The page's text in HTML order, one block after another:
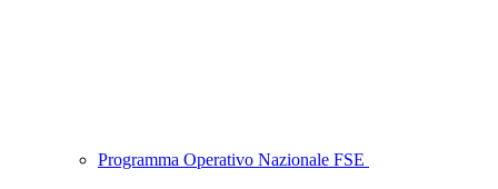
Programma Operativo Nazionale FSE